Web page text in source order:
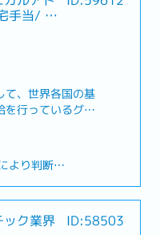
ョンです。【お
査・顧客からの
用テスト・コス
現地の上場企
は会話に抵抗が
人以外の外国人
す
に出勤 ＊例：
勤
＊例：
勤
）
100kまで）、
まで）
1度）
手当/ 社
て、世界各国の基
を行っているグロ
、東南アジアに
、幅広い分野の
す。長年培って
の機動力を融合
業績は非常に安定
拠点の技術部門を
より判断
ック業界
ID:58503